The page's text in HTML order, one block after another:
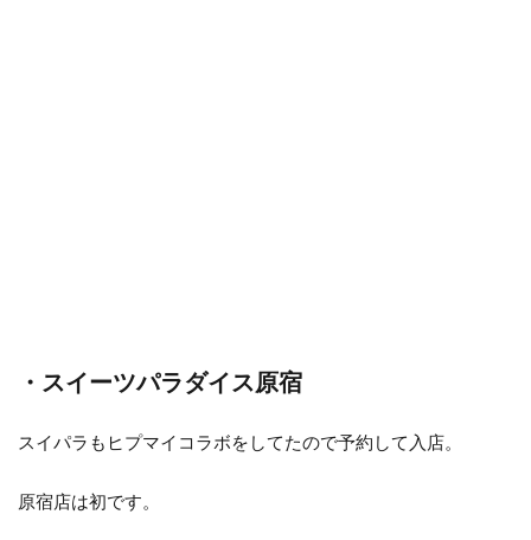
・スイーツパラダイス原宿
スイパラもヒプマイコラボをしてたので予約して入店。
原宿店は初です。